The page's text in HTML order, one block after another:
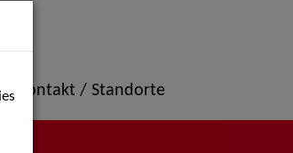
Kontakt / Standorte